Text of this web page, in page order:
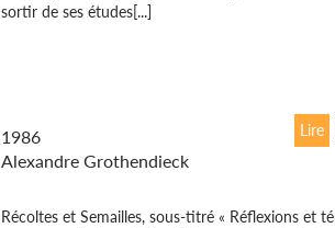
sortir de ses études[...]
1986
Alexandre Grothendieck
Récoltes et Semailles, sous-titré « Réflexions et
Lire